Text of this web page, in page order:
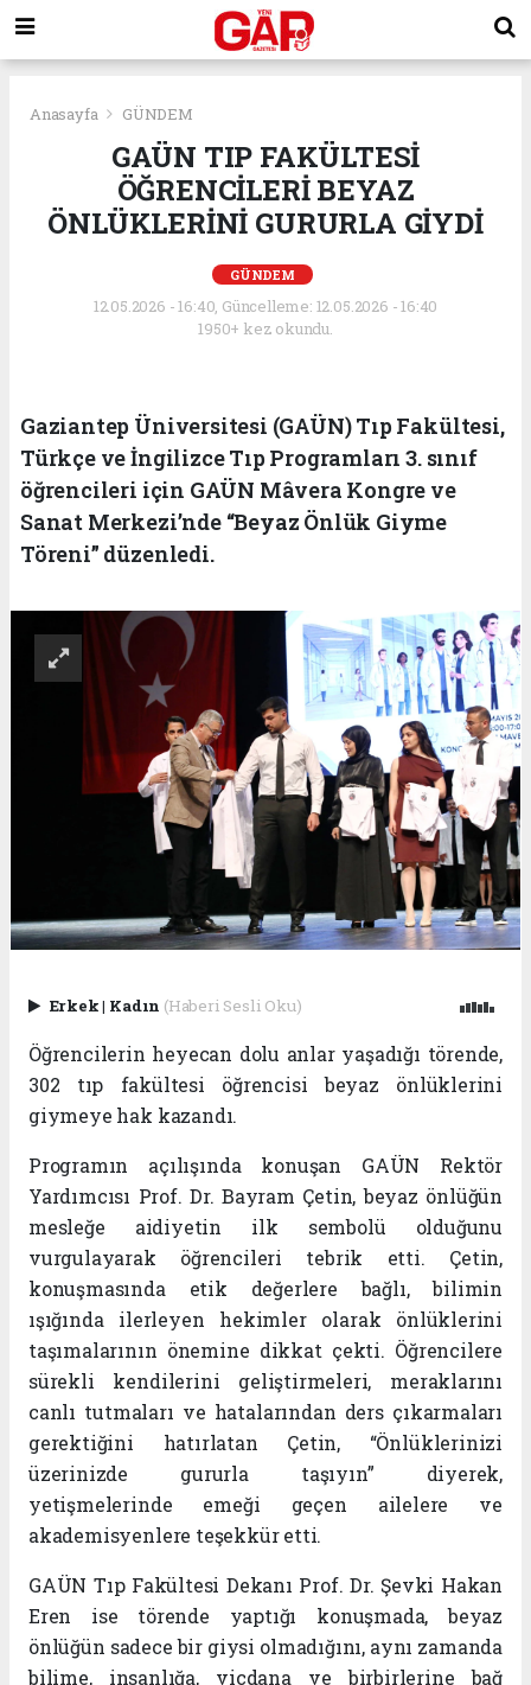
Anasayfa GÜNDEM
GAÜN TIP FAKÜLTESİ
ÖĞRENCİLERİ BEYAZ
ÖNLÜKLERİNİ GURURLA GİYDİ
GÜNDEM
12.05.2026 - 16:40, Güncelleme: 12.05.2026 - 16:40
1950+ kez okundu.
Gaziantep Üniversitesi (GAÜN) Tıp Fakültesi,
Türkçe ve İngilizce Tıp Programları 3. sınıf
öğrencileri için GAÜN Mâvera Kongre ve
Sanat Merkezi’nde “Beyaz Önlük Giyme
Töreni” düzenledi.
Erkek| Kadın (Haberi Sesli Oku)
Öğrencilerin heyecan dolu anlar yaşadığı törende,
302 tıp fakültesi öğrencisi beyaz önlüklerini
giymeye hak kazandı.
Programın açılışında konuşan GAÜN Rektör
Yardımcısı Prof. Dr. Bayram Çetin, beyaz önlüğün
mesleğe aidiyetin ilk sembolü olduğunu
vurgulayarak öğrencileri tebrik etti. Çetin,
konuşmasında etik değerlere bağlı, bilimin
ışığında ilerleyen hekimler olarak önlüklerini
taşımalarının önemine dikkat çekti. Öğrencilere
sürekli kendilerini geliştirmeleri, meraklarını
canlı tutmaları ve hatalarından ders çıkarmaları
gerektiğini hatırlatan Çetin, “Önlüklerinizi
üzerinizde gururla taşıyın” diyerek,
yetişmelerinde emeği geçen ailelere ve
akademisyenlere teşekkür etti.
GAÜN Tıp Fakültesi Dekanı Prof. Dr. Şevki Hakan
Eren ise törende yaptığı konuşmada, beyaz
önlüğün sadece bir giysi olmadığını, aynı zamanda
bilime, insanlığa, vicdana ve birbirlerine bağ